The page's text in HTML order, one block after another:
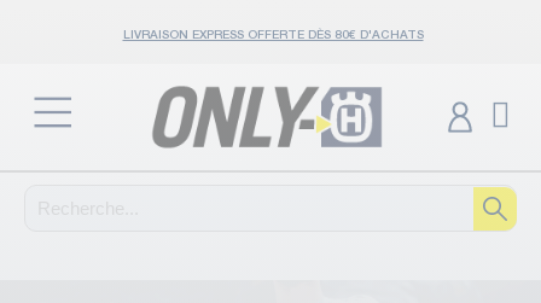
LIVRAISON EXPRESS OFFERTE DÈS 80€ D'ACHATS